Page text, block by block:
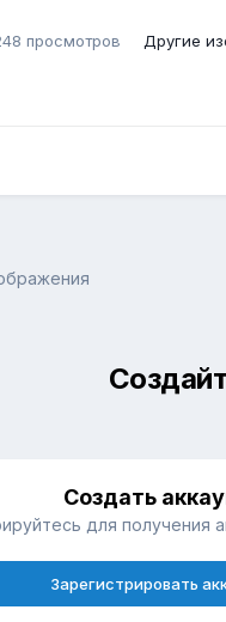
просмотров Другие
Создать
для получения
Зарегистрировать